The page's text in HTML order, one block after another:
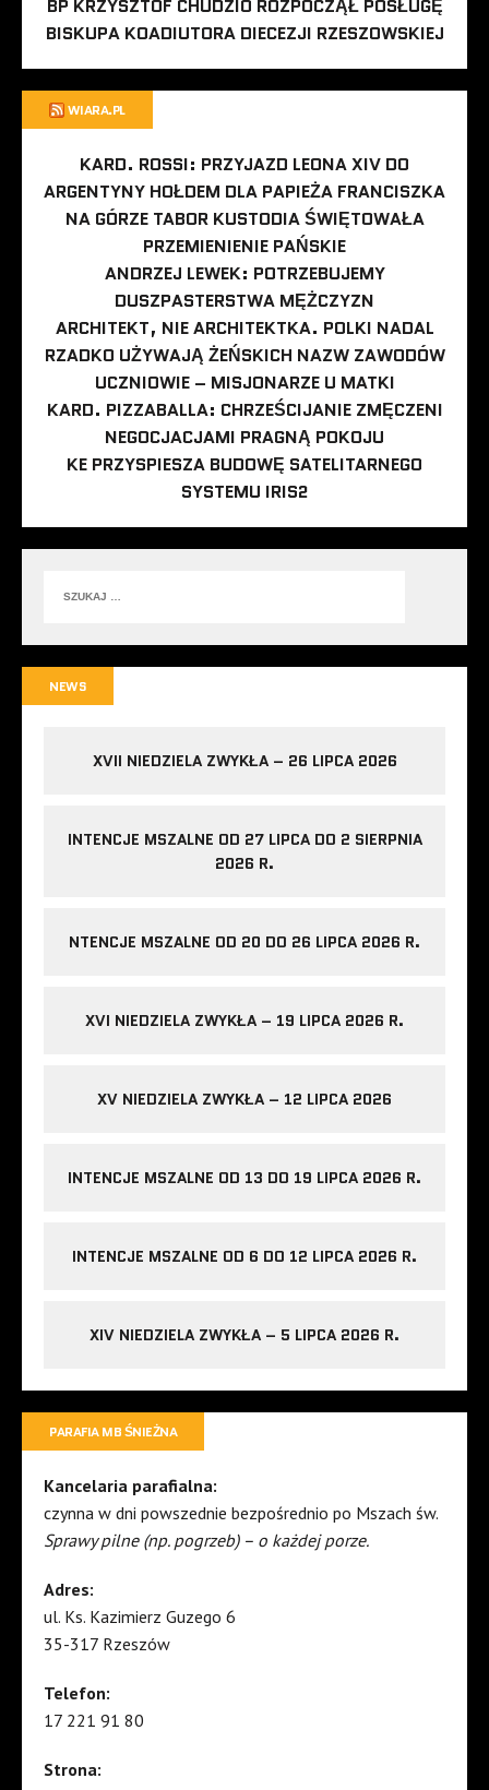
BP KRZYSZTOF CHUDZIO ROZPOCZĄŁ POSŁUGĘ
BISKUPA KOADIUTORA DIECEZJI RZESZOWSKIEJ
WIARA.PL
KARD. ROSSI: PRZYJAZD LEONA XIV DO
ARGENTYNY HOŁDEM DLA PAPIEŻA FRANCISZKA
NA GÓRZE TABOR KUSTODIA ŚWIĘTOWAŁA
PRZEMIENIENIE PAŃSKIE
ANDRZEJ LEWEK: POTRZEBUJEMY
DUSZPASTERSTWA MĘŻCZYZN
ARCHITEKT, NIE ARCHITEKTKA. POLKI NADAL
RZADKO UŻYWAJĄ ŻEŃSKICH NAZW ZAWODÓW
UCZNIOWIE – MISJONARZE U MATKI
KARD. PIZZABALLA: CHRZEŚCIJANIE ZMĘCZENI
NEGOCJACJAMI PRAGNĄ POKOJU
KE PRZYSPIESZA BUDOWĘ SATELITARNEGO
SYSTEMU IRIS2
NEWS
XVII NIEDZIELA ZWYKŁA – 26 LIPCA 2026
INTENCJE MSZALNE OD 27 LIPCA DO 2 SIERPNIA
2026 R.
NTENCJE MSZALNE OD 20 DO 26 LIPCA 2026 R.
XVI NIEDZIELA ZWYKŁA – 19 LIPCA 2026 R.
XV NIEDZIELA ZWYKŁA – 12 LIPCA 2026
INTENCJE MSZALNE OD 13 DO 19 LIPCA 2026 R.
INTENCJE MSZALNE OD 6 DO 12 LIPCA 2026 R.
XIV NIEDZIELA ZWYKŁA – 5 LIPCA 2026 R.
PARAFIA MB ŚNIEŻNA
Kancelaria parafialna:
czynna w dni powszednie bezpośrednio po Mszach św.
Sprawy pilne (np. pogrzeb) – o każdej porze.
Adres:
ul. Ks. Kazimierz Guzego 6
35-317 Rzeszów
Telefon:
17 221 91 80
Strona: